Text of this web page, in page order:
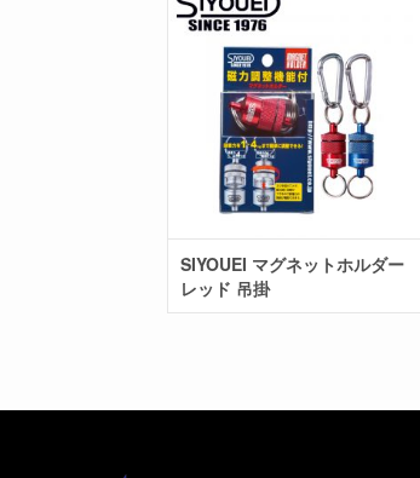
SIYOUEI マグネットホルダー
レッド 吊掛